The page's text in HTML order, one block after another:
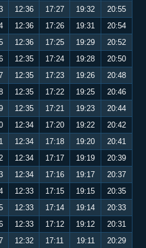
12:36 17:27 19:32
20:55
12:36 17:26 19:31
20:54
12:36 17:25 19:29
20:52
12:35 17:24 19:28
20:50
12:35 17:23 19:26
20:48
12:35 17:22 19:25
20:46
12:35 17:21 19:23
20:44
12:34 17:20 19:22
20:42
12:34 17:18 19:20
20:41
12:34 17:17 19:19
20:39
12:34 17:16 19:17
20:37
12:33 17:15 19:15
20:35
12:33 17:14 19:14
20:33
12:33 17:12 19:12
20:31
12:32 17:11 19:11
20:29